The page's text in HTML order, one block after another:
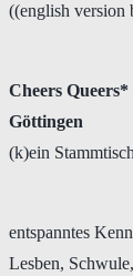
((english version
Cheers
Göttingen
(k)ein
entspanntes
Lesben,